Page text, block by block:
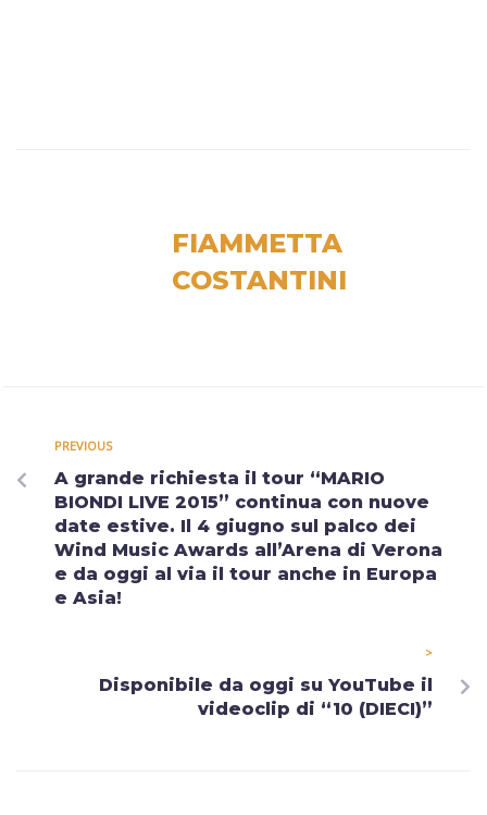
FIAMMETTA
COSTANTINI
PREVIOUS
A grande richiesta il tour “MARIO
BIONDI LIVE 2015” continua con nuove
date estive. Il 4 giugno sul palco dei
Wind Music Awards all’Arena di Verona
e da oggi al via il tour anche in Europa
e Asia!
>
Disponibile da oggi su YouTube il
videoclip di “10 (DIECI)”